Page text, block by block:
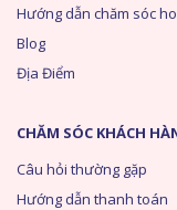
Hướng dẫn chăm sóc
Blog
Địa Điểm
CHĂM SÓC KHÁCH
Câu hỏi thường gặp
Hướng dẫn thanh toán